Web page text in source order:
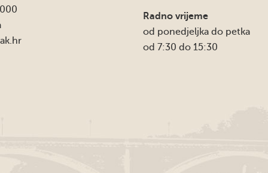
Radno vrijeme
od ponedjeljka do petka
od 7:30 do 15:30